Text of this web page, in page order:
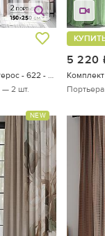
Комплект штор «Лантерос - 622 - 250 см»
— 2 шт.
5 220
NEW